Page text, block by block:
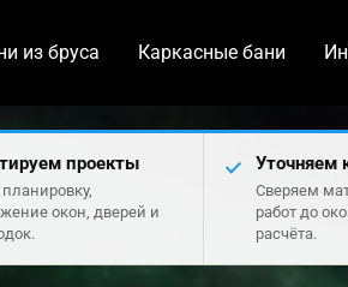
из бруса Каркасные бани
проекты
окон, дверей и
Уточняем
Сверяем
работ до
расчёта.